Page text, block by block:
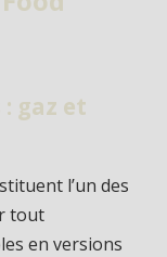
gaz et
l’un des
tout
en versions